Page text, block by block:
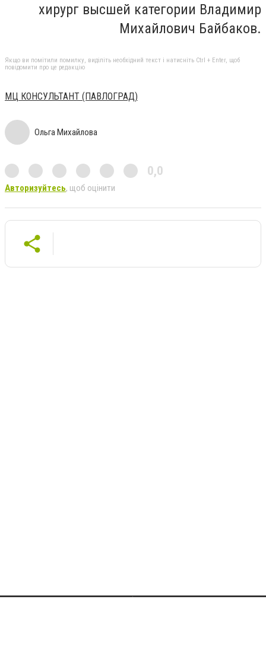
хирург высшей категории Владимир
Михайлович Байбаков.
Якщо ви помітили помилку, виділіть необхідний текст і натисніть Ctrl + Enter, щоб
повідомити про це редакцію
МЦ КОНСУЛЬТАНТ (ПАВЛОГРАД)
Ольга Михайлова
0,0
Авторизуйтесь, щоб оцінити